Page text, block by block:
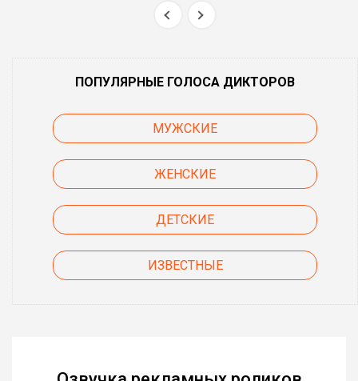
ПОПУЛЯРНЫЕ ГОЛОСА ДИКТОРОВ
МУЖСКИЕ
ЖЕНСКИЕ
ДЕТСКИЕ
ИЗВЕСТНЫЕ